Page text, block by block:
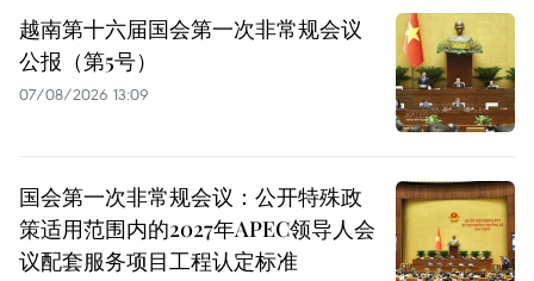
越南第十六届国会第一次非常规会议
公报（第5号）
07/08/2026 13:09
国会第一次非常规会议：公开特殊政
策适用范围内的2027年APEC领导人会
议配套服务项目工程认定标准